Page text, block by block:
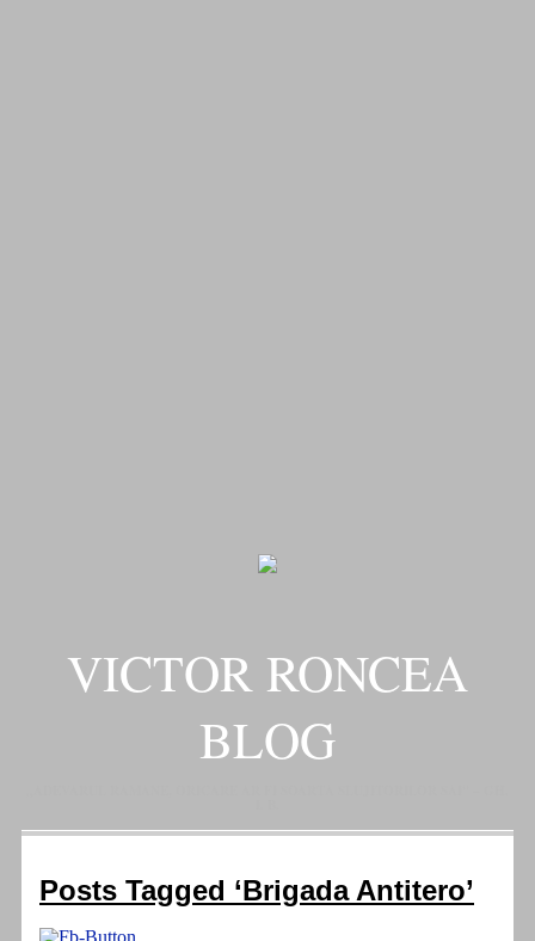
VICTOR RONCEA
BLOG
Posts Tagged ‘Brigada Antitero’